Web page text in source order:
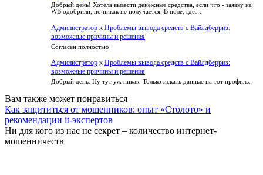
Добрый день! Хотела вывести денежные средства, если что - заявку на
WB одобрили, но никак не получается. В поле, где…
Администратор к Проблемы вывода средств с Вайлдберриз:
возможные причины и решения
Согласен полностью
Администратор к Проблемы вывода средств с Вайлдберриз:
возможные причины и решения
Добрый день. Ну тут уж никак. Только искать данные на тот профиль.
Вам также может понравиться
Как защититься от мошенников: опыт «Столото» и
рекомендации it-экспертов
Ни для кого из нас не секрет – количество интернет-
мошенничеств